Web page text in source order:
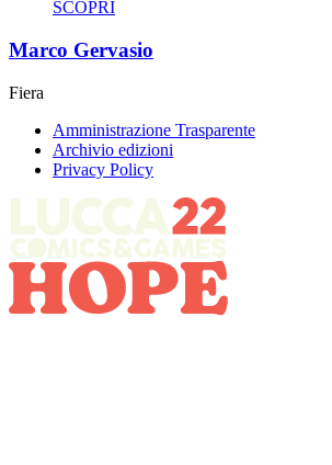
SCOPRI
Marco Gervasio
Fiera
Amministrazione Trasparente
Archivio edizioni
Privacy Policy